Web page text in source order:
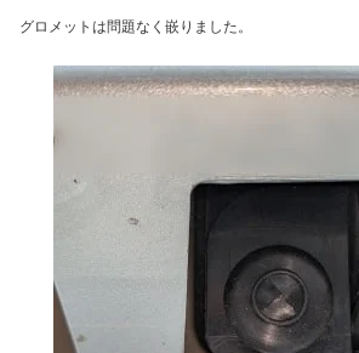
グロメットは問題なく嵌りました。